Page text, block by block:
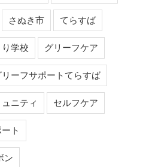
さぬき市 てらすば
り学校 グリーフケア
リーフサポートてらすば
ュニティ セルフケア
ト
ン